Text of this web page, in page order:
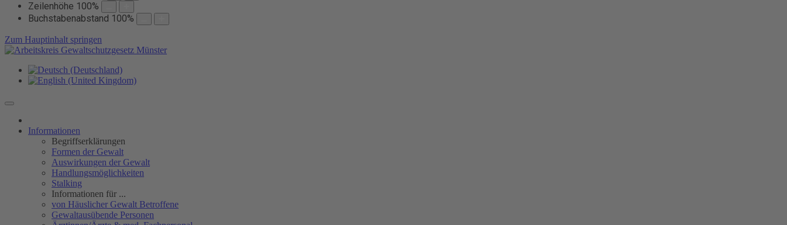
Zeilenhöhe 100%
Buchstabenabstand 100%
Zum Hauptinhalt springen
Informationen
Begriffserklärungen
Formen der Gewalt
Auswirkungen der Gewalt
Handlungsmöglichkeiten
Stalking
Informationen für ...
von Häuslicher Gewalt Betroffene
Gewaltausübende Personen